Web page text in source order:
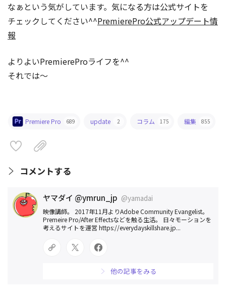
なぁという気がしています。気になる方は公式サイトを
チェックしてください^^PremierePro公式アップデート情
報
よりよいPremiereProライフを^^
それでは〜
Premiere Pro 689 update 2 コラム 175 編集 855
コメントする
ヤマダイ @ymrun_jp @yamadai
映像講師。 2017年11月よりAdobe Community Evangelist。
Premeire Pro/After Effectsなどを触る生活。 日々モーションを
考えるサイトを運営 https://everydayskillshare.jp...
他の記事をみる